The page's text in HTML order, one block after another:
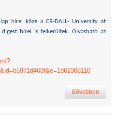
hírei közé a CR-DALL- University of
hírei is felkerültek. Olvasható az
?
Bővebben